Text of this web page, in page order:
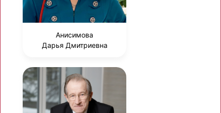
Анисимова
Дарья Дмитриевна